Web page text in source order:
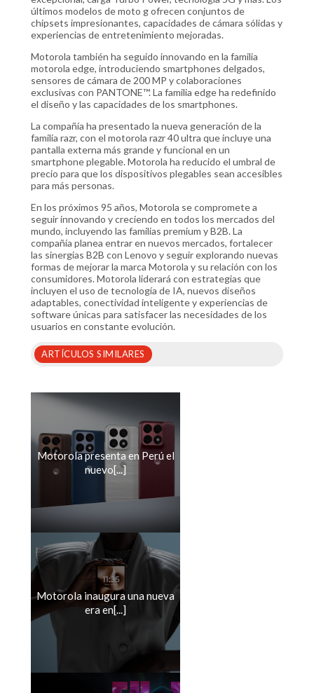
últimos modelos de moto g ofrecen conjuntos de
chipsets impresionantes, capacidades de cámara sólidas y
experiencias de entretenimiento mejoradas.
Motorola también ha seguido innovando en la familia
motorola edge, introduciendo smartphones delgados,
sensores de cámara de 200 MP y colaboraciones
exclusivas con PANTONE™. La familia edge ha redefinido
el diseño y las capacidades de los smartphones.
La compañía ha presentado la nueva generación de la
familia razr, con el motorola razr 40 ultra que incluye una
pantalla externa más grande y funcional en un
smartphone plegable. Motorola ha reducido el umbral de
precio para que los dispositivos plegables sean accesibles
para más personas.
En los próximos 95 años, Motorola se compromete a
seguir innovando y creciendo en todos los mercados del
mundo, incluyendo las familias premium y B2B. La
compañía planea entrar en nuevos mercados, fortalecer
las sinergias B2B con Lenovo y seguir explorando nuevas
formas de mejorar la marca Motorola y su relación con los
consumidores. Motorola liderará con estrategias que
incluyen el uso de tecnología de IA, nuevos diseños
adaptables, conectividad inteligente y experiencias de
software únicas para satisfacer las necesidades de los
usuarios en constante evolución.
ARTÍCULOS SIMILARES
Motorola presenta en Perú el
nuevo[...]
Motorola inaugura una nueva
era en[...]